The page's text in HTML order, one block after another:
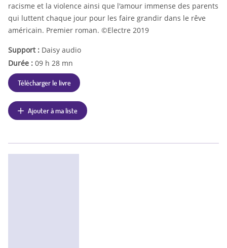
racisme et la violence ainsi que l'amour immense des parents
qui luttent chaque jour pour les faire grandir dans le rêve
américain. Premier roman. ©Electre 2019
Support : Daisy audio
Durée : 09 h 28 mn
Télécharger le livre
Ajouter à ma liste